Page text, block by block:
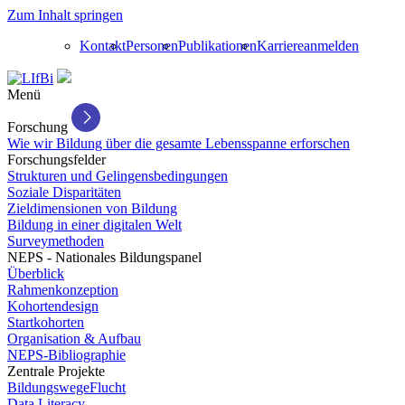
Zum Inhalt springen
KontaktPersonenPublikationenKarriereanmelden
Menü
Forschung
Wie wir Bildung über die gesamte Lebensspanne erforschen
Forschungsfelder
Strukturen und Gelingensbedingungen
Soziale Disparitäten
Zieldimensionen von Bildung
Bildung in einer digitalen Welt
Surveymethoden
NEPS - Nationales Bildungspanel
Überblick
Rahmenkonzeption
Kohortendesign
Startkohorten
Organisation & Aufbau
NEPS-Bibliographie
Zentrale Projekte
BildungswegeFlucht